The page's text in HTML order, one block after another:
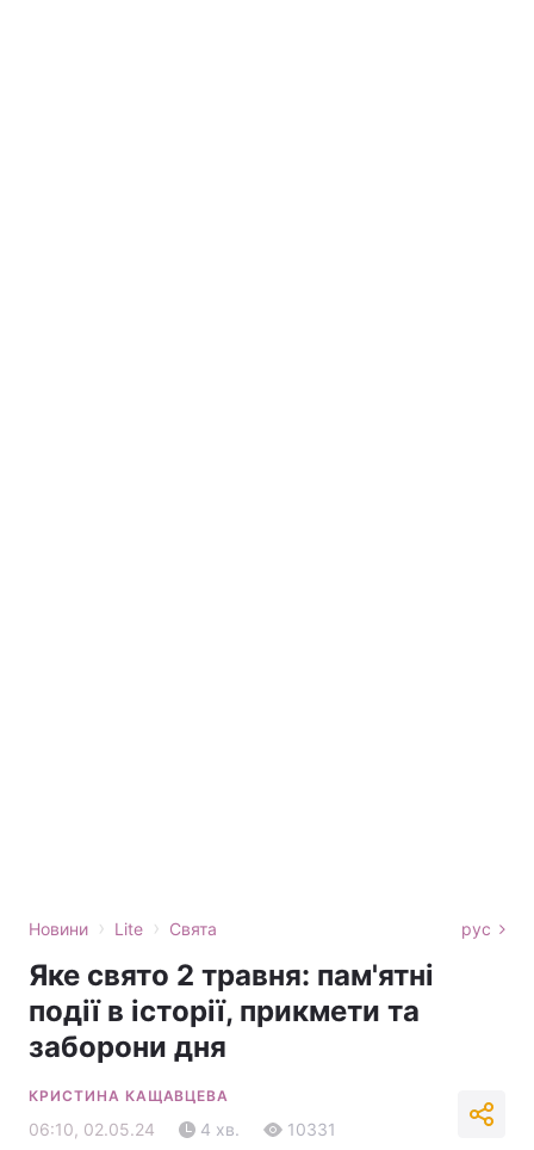
Новини › Lite › Свята рус
Яке свято 2 травня: пам'ятні
події в історії, прикмети та
заборони дня
КРИСТИНА КАЩАВЦЕВА
06:10, 02.05.24 4 хв. 10331